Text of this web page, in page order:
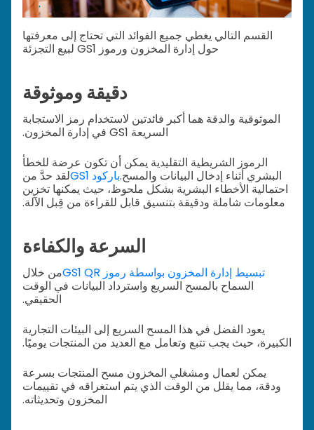
القسم التالي يغطي جميع الفوائد التي تحتاج إلى معرفتها
حول إدارة المخزون ورموز GS1 لبيع التجزئة
دقيقة وموثوقة
الموثوقية والدقة هما أكبر فائدتين لاستخدام رمز الاستجابة
السريعة GS1 في إدارة المخزون.
الرموز الشريطية التقليدية يمكن أن تكون عرضة للخطأ
البشري أثناء إدخال البيانات والمسح.باركود GS1
لقد حدَّ من
احتمالية الأخطاء البشرية بشكل ملحوظ، حيث يمكنها تخزين
معلومات شاملة ودقيقة بتنسيق قابل للقراءة من قِبل الآلة.
السرعة والكفاءة
تبسيط إدارة المخزون بواسطة رموز GS1 QR
من خلال
السماح بالمسح السريع واسترداد البيانات في الوقت
الحقيقي.
يعود الفضل في هذا المسح السريع إلى البيئات التجارية
الكبيرة، حيث يجب تتبع وتعامل مع العديد من المنتجات يوميًا.
يمكن لعمال ومشغلي المخزون مسح المنتجات بسرعة
ودقة، مما يقلل من الوقت الذي يتم استغراقه في تقييمات
المخزون وتحديثاته.